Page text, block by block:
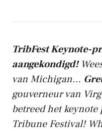
TribFest Keynote-
aangekondigd!
van Michigan…
gouverneur van
betreed het
Tribune Festival!